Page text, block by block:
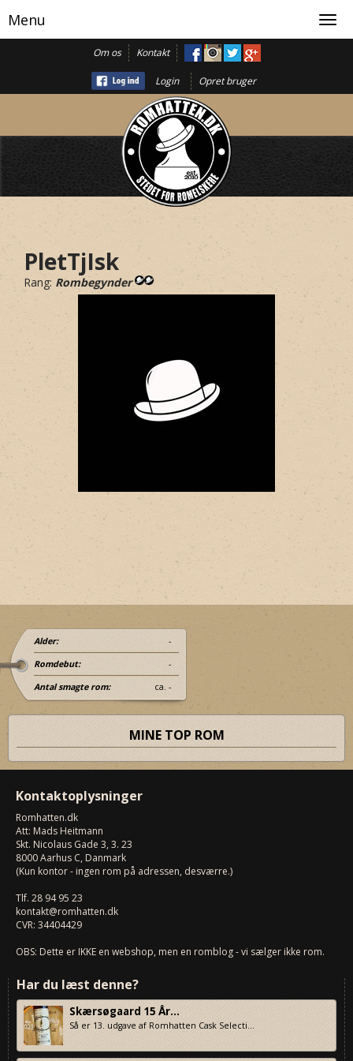
Om os Kontakt
Login Opret bruger
Menu
PletTjIsk
Rang: Rombegynder
Alder: -
Romdebut: -
Antal smagte rom: ca. -
MINE TOP ROM
Kontaktoplysninger
Romhatten.dk
Att: Mads Heitmann
Skt. Nicolaus Gade 3, 3. 23
8000Aarhus C, Danmark
(Kun kontor - ingen rom på adressen, desværre.)
Tlf. 28 94 95 23
kontakt@romhatten.dk
CVR: 34404429
OBS: Dette er IKKE en webshop, men en romblog - vi sælger ikke rom.
Har du læst denne?
Skærsøgaard 15 År...
Så er 13. udgave af Romhatten Cask Selecti...